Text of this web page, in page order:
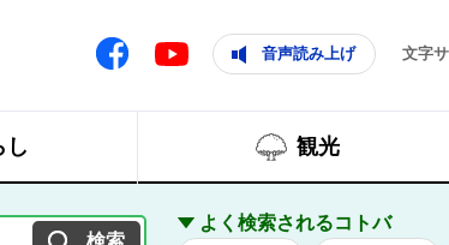
Facebook Youtube 音声読み上げ 文字
し 観光
よく検索されるコトバ